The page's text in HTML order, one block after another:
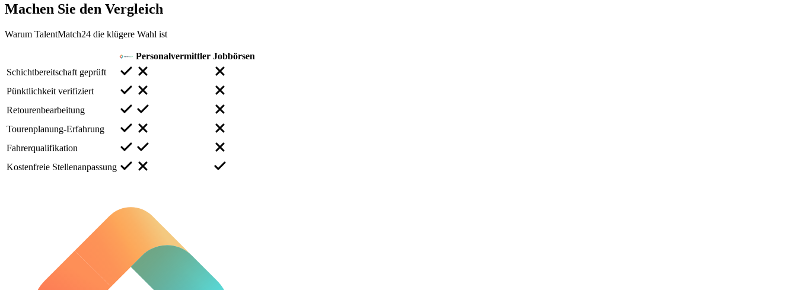
Machen Sie den Vergleich
Warum TalentMatch24 die klügere Wahl ist
Personalvermittler Jobbörsen
Schichtbereitschaft geprüft
Pünktlichkeit verifiziert
Retourenbearbeitung
Tourenplanung-Erfahrung
Fahrerqualifikation
Kostenfreie Stellenanpassung